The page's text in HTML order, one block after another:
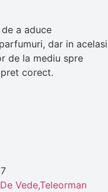
a aduce
dar in acelasi
de la mediu spre
corect.
Vede,Teleorman